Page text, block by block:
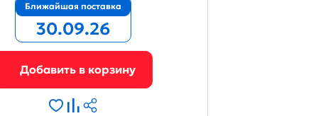
Ближайшая поставка
30.09.26